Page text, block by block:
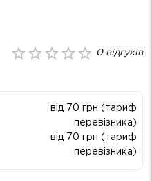
0відгуків
від 70 грн (тариф
перевізника)
від 70 грн (тариф
перевізника)